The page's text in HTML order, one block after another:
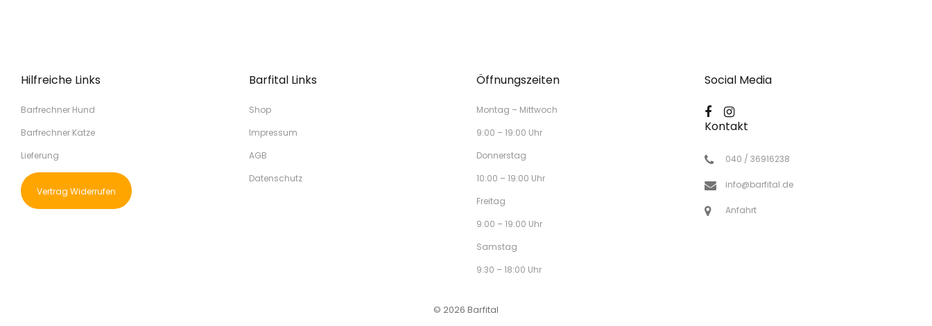
Hilfreiche Links
Barfrechner Hund
Barfrechner Katze
Lieferung
Vertrag Widerrufen
Barfital Links
Shop
Impressum
AGB
Datenschutz
Öffnungszeiten
Montag – Mittwoch
9:00 – 19:00 Uhr
Donnerstag
10:00 – 19:00 Uhr
Freitag
9:00 – 19:00 Uhr
Samstag
9:30 – 18:00 Uhr
Social Media
Kontakt
040 / 36916238
info@barfital.de
Anfahrt
© 2026 Barfital